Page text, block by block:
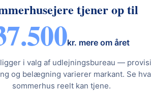
tjener op til
kr. mere om året
i valg af udlejningsbureau —
og belægning varierer markant. Se
sommerhus reelt kan tjene.
Huse –
55 Års